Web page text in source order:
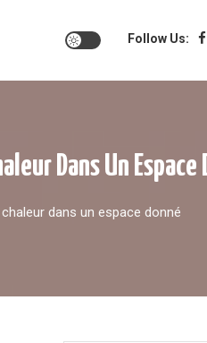
Follow Us:
Dans Un Espace
dans un espace donné